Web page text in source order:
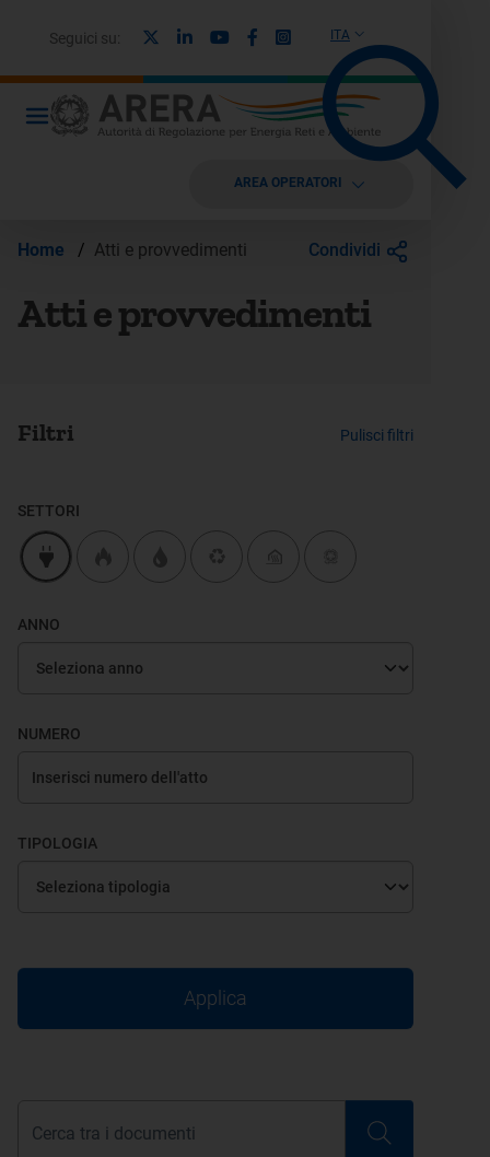
ITA
Seguici su: LinkedinYoutubeFacebook
Instagram
AREA OPERATORI
Home / Atti e provvedimenti Condividi
Atti e provvedimenti
Filtri Pulisci filtri
SETTORI
ANNO
NUMERO
TIPOLOGIA
Applica